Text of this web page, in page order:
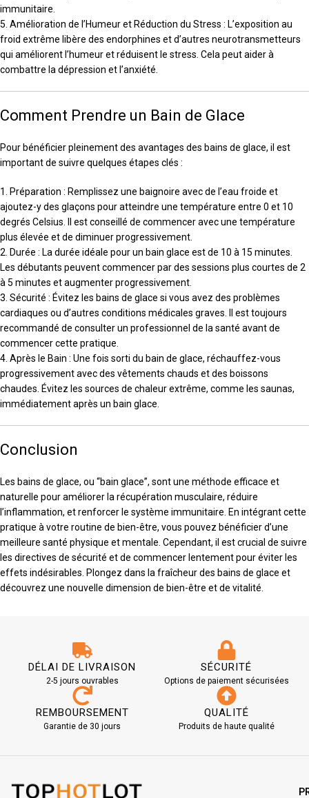
immunitaire.
5. Amélioration de l’Humeur et Réduction du Stress : L’exposition au
froid extrême libère des endorphines et d’autres neurotransmetteurs
qui améliorent l’humeur et réduisent le stress. Cela peut aider à
combattre la dépression et l’anxiété.
Comment Prendre un Bain de Glace
Pour bénéficier pleinement des avantages des bains de glace, il est
important de suivre quelques étapes clés :
1. Préparation : Remplissez une baignoire avec de l’eau froide et
ajoutez-y des glaçons pour atteindre une température entre 0 et 10
degrés Celsius. Il est conseillé de commencer avec une température
plus élevée et de diminuer progressivement.
2. Durée : La durée idéale pour un bain glace est de 10 à 15 minutes.
Les débutants peuvent commencer par des sessions plus courtes de 2
à 5 minutes et augmenter progressivement.
3. Sécurité : Évitez les bains de glace si vous avez des problèmes
cardiaques ou d’autres conditions médicales graves. Il est toujours
recommandé de consulter un professionnel de la santé avant de
commencer cette pratique.
4. Après le Bain : Une fois sorti du bain de glace, réchauffez-vous
progressivement avec des vêtements chauds et des boissons
chaudes. Évitez les sources de chaleur extrême, comme les saunas,
immédiatement après un bain glace.
Conclusion
Les bains de glace, ou “bain glace”, sont une méthode efficace et
naturelle pour améliorer la récupération musculaire, réduire
l’inflammation, et renforcer le système immunitaire. En intégrant cette
pratique à votre routine de bien-être, vous pouvez bénéficier d’une
meilleure santé physique et mentale. Cependant, il est crucial de suivre
les directives de sécurité et de commencer lentement pour éviter les
effets indésirables. Plongez dans la fraîcheur des bains de glace et
découvrez une nouvelle dimension de bien-être et de vitalité.
DÉLAI DE LIVRAISON
2-5 jours ouvrables
SÉCURITÉ
Options de paiement sécurisées
REMBOURSEMENT
Garantie de 30 jours
QUALITÉ
Produits de haute qualité